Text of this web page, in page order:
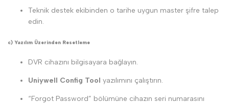
Teknik destek ekibinden o tarihe uygun master şifre talep
edin.
c) Yazılım Üzerinden Resetleme
DVR cihazını bilgisayara bağlayın.
Uniywell Config Tool yazılımını çalıştırın.
“Forgot Password” bölümüne cihazın seri numarasını